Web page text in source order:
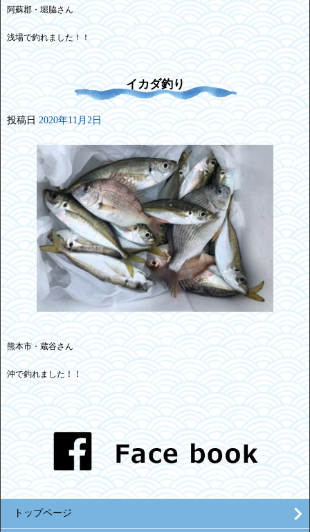
阿蘇郡・堀脇さん
浅場で釣れました！！
イカダ釣り
投稿日 2020年11月2日
熊本市・蔵谷さん
沖で釣れました！！
トップページ